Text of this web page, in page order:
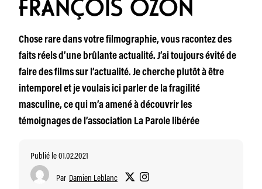
FRANÇOIS OZON
Chose rare dans votre filmographie, vous racontez des
faits réels d’une brûlante actualité. J’ai toujours évité de
faire des films sur l’actualité. Je cherche plutôt à être
intemporel et je voulais ici parler de la fragilité
masculine, ce qui m’a amené à découvrir les
témoignages de l’association La Parole libérée
Publié le 01.02.2021
Par Damien Leblanc